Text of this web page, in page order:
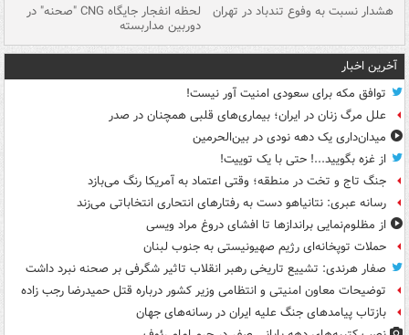
هشدار نسبت به وفوع تندباد در تهران لحظه انفجار جایگاه CNG "صحنه" در
دوربین مداربسته
آخرین اخبار
توافق مکه برای سعودی امنیت آور نیست!
علل مرگ زنان در ایران؛ بیماری‌های قلبی همچنان در صدر
میدان‌داری یک دهه نودی در بین‌الحرمین
از غزه بگویید...! حتی با یک توییت!
جنگ تاج و تخت در منطقه؛ وقتی اعتماد به آمریکا رنگ می‌بازد
رسانه عبری: نتانیاهو دست به رفتارهای انتحاری انتخاباتی می‌زند
از مظلوم‌نمایی براندازها تا افشای دروغ مراد ویسی
حملات توپخانه‌ای رژیم صهیونیستی به جنوب لبنان
صفار هرندی: تشییع تاریخی رهبر انقلاب تاثیر شگرفی بر صحنه نبرد داشت
توضیحات معاون امنیتی و انتظامی وزیر کشور درباره قتل حمیدرضا رجب زاده
بازتاب پیامدهای جنگ علیه ایران در رسانه‌های جهان